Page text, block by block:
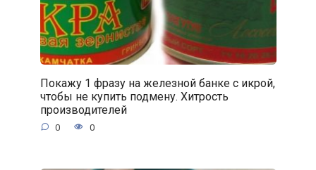
Покажу 1 фразу на железной банке с икрой,
чтобы не купить подмену. Хитрость
производителей
0 0